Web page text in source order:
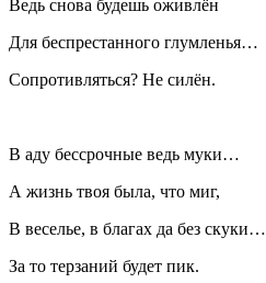
Ведь снова будешь оживлён
Для беспрестанного глумленья…
Сопротивляться? Не силён.
В аду бессрочные ведь муки…
А жизнь твоя была, что миг,
В веселье, в благах да без скуки…
За то терзаний будет пик.